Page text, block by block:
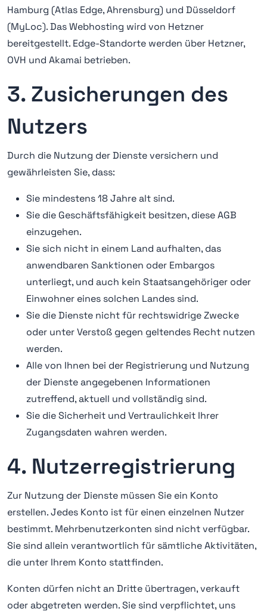
Hamburg (Atlas Edge, Ahrensburg) und Düsseldorf
(MyLoc). Das Webhosting wird von Hetzner
bereitgestellt. Edge-Standorte werden über Hetzner,
OVH und Akamai betrieben.
3. Zusicherungen des
Nutzers
Durch die Nutzung der Dienste versichern und
gewährleisten Sie, dass:
Sie mindestens 18 Jahre alt sind.
Sie die Geschäftsfähigkeit besitzen, diese AGB
einzugehen.
Sie sich nicht in einem Land aufhalten, das
anwendbaren Sanktionen oder Embargos
unterliegt, und auch kein Staatsangehöriger oder
Einwohner eines solchen Landes sind.
Sie die Dienste nicht für rechtswidrige Zwecke
oder unter Verstoß gegen geltendes Recht nutzen
werden.
Alle von Ihnen bei der Registrierung und Nutzung
der Dienste angegebenen Informationen
zutreffend, aktuell und vollständig sind.
Sie die Sicherheit und Vertraulichkeit Ihrer
Zugangsdaten wahren werden.
4. Nutzerregistrierung
Zur Nutzung der Dienste müssen Sie ein Konto
erstellen. Jedes Konto ist für einen einzelnen Nutzer
bestimmt. Mehrbenutzerkonten sind nicht verfügbar.
Sie sind allein verantwortlich für sämtliche Aktivitäten,
die unter Ihrem Konto stattfinden.
Konten dürfen nicht an Dritte übertragen, verkauft
oder abgetreten werden. Sie sind verpflichtet, uns